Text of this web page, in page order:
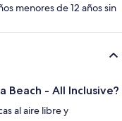
menores de 12 años sin
Beach - All Inclusive?
al aire libre y